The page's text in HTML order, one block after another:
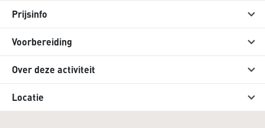
Prijsinfo
Voorbereiding
Over deze activiteit
Locatie